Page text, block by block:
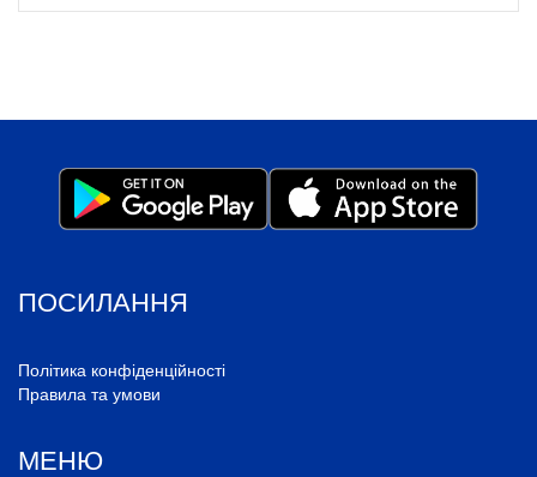
ПОСИЛАННЯ
Політика конфіденційності
Правила та умови
МЕНЮ